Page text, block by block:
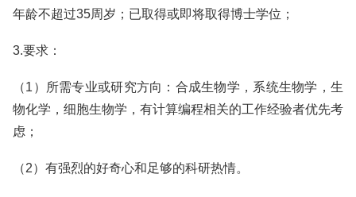
年龄不超过35周岁；已取得或即将取得博士学位；
3.要求：
（1）所需专业或研究方向：合成生物学，系统生物学，生
物化学，细胞生物学，有计算编程相关的工作经验者优先考
虑；
（2）有强烈的好奇心和足够的科研热情。